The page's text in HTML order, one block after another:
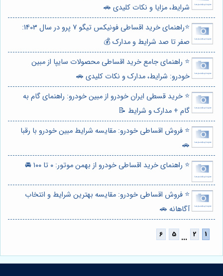
شرایط، مزایا و نکات کلیدی 🚗
⭐️راهنمای خرید اقساطی فونیکس تیگو 7 پرو در سال 1403:
صفر تا صد شرایط و مدارک 💰
⭐️ راهنمای جامع خرید اقساطی محصولات سایپا از مبین
خودرو: شرایط، مدارک و نکات کلیدی 🚗
⭐️ خرید قسطی ایران خودرو از مبین خودرو: راهنمای گام به
گام + مدارک و شرایط 📝
⭐️ فروش اقساطی خودرو: مقایسه شرایط مبین خودرو با رقبا
🚗
⭐️ راهنمای خرید اقساطی خودرو از بهمن موتور: ۰ تا ۱۰۰ 🚘
⭐️ فروش اقساطی خودرو: مقایسه بهترین شرایط و انتخاب
آگاهانه 🚗
...